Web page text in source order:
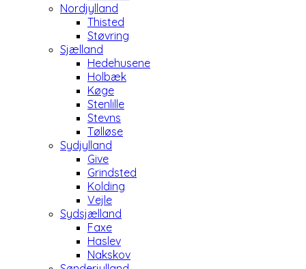
Nordjylland
Thisted
Støvring
Sjælland
Hedehusene
Holbæk
Køge
Stenlille
Stevns
Tølløse
Sydjylland
Give
Grindsted
Kolding
Vejle
Sydsjælland
Faxe
Haslev
Nakskov